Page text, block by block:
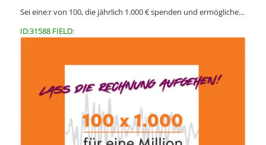
Sei eine:r von 100, die jährlich 1.000 € spenden und ermögliche…
ID:31588 FIELD: